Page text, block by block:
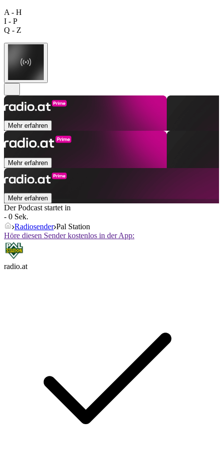
A - H
I - P
Q - Z
Mehr erfahren
Mehr erfahren
Mehr erfahren
Der Podcast startet in
- 0 Sek.
Radiosender Pal Station
Höre diesen Sender kostenlos in der App:
radio.at